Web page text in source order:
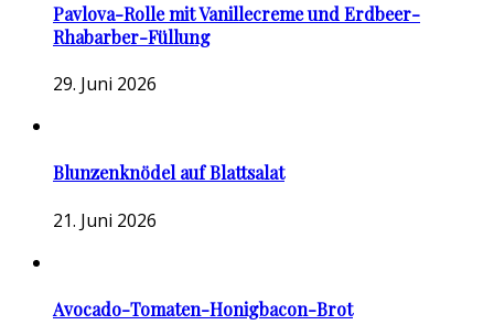
Pavlova-Rolle mit Vanillecreme und Erdbeer-
Rhabarber-Füllung
29. Juni 2026
Blunzenknödel auf Blattsalat
21. Juni 2026
Avocado-Tomaten-Honigbacon-Brot